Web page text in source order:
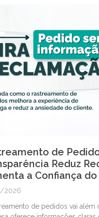
de
Reduz
a Confiança
2026
de pedidos vai além